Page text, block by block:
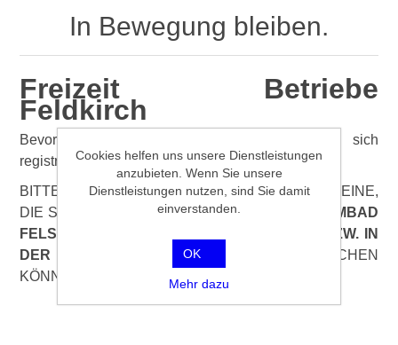
In Bewegung bleiben.
Freizeit Betriebe
Feldkirch
Bevor Sie losstarten können müssen Sie sich
registrieren.
BITTE BEACHTEN SIE, DASS SIE DIE GUTSCHEINE,
DIE SIE ALS PDF ERHALTENNUR IM SCHWIMMBAD
FELSENAU ODER IM WALDBAD GISINGEN BZW. IN
DER VORARLBERGHALLE
EINTAUSCHEN
KÖNNEN!
Cookies helfen uns unsere Dienstleistungen
anzubieten. Wenn Sie unsere
Dienstleistungen nutzen, sind Sie damit
einverstanden.
OK
Mehr dazu